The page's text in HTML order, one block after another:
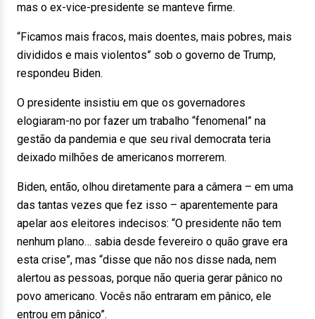
mas o ex-vice-presidente se manteve firme.
“Ficamos mais fracos, mais doentes, mais pobres, mais
divididos e mais violentos” sob o governo de Trump,
respondeu Biden.
O presidente insistiu em que os governadores
elogiaram-no por fazer um trabalho “fenomenal” na
gestão da pandemia e que seu rival democrata teria
deixado milhões de americanos morrerem.
Biden, então, olhou diretamente para a câmera – em uma
das tantas vezes que fez isso – aparentemente para
apelar aos eleitores indecisos: “O presidente não tem
nenhum plano… sabia desde fevereiro o quão grave era
esta crise”, mas “disse que não nos disse nada, nem
alertou as pessoas, porque não queria gerar pânico no
povo americano. Vocês não entraram em pânico, ele
entrou em pânico”.